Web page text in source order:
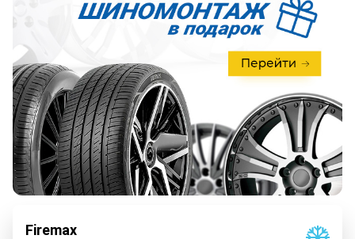
Firemax